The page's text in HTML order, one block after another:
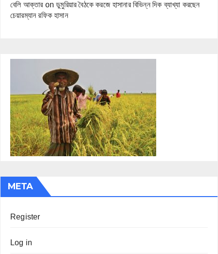
বেলি আক্তারonডুমুরিয়ার বৈঠকে করজে হাসানার বিভিন্ন দিক ব্যাখ্যা করছেন
চেয়ারম্যান রফিক হাসান
META
Register
Log in